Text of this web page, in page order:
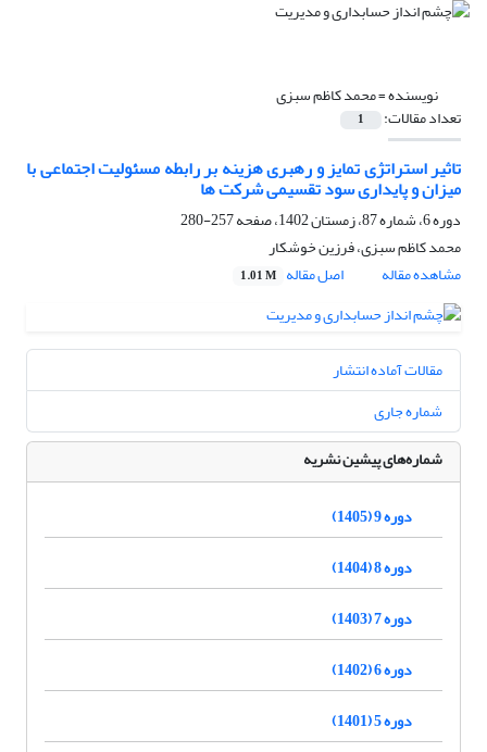
نویسنده =محمد کاظم سبزی
تعداد مقالات: 1
تاثیر استراتژی تمایز و رهبری هزینه بر رابطه مسئولیت اجتماعی با
میزان و پایداری سود تقسیمی شرکت ها
دوره 6، شماره 87، زمستان 1402، صفحه
257-280
محمد کاظم سبزی، فرزین خوشکار
مشاهده مقاله
اصل مقاله 1.01 M
مقالات آماده انتشار
شماره جاری
شماره‌های پیشین نشریه
دوره 9 (1405)
دوره 8 (1404)
دوره 7 (1403)
دوره 6 (1402)
دوره 5 (1401)